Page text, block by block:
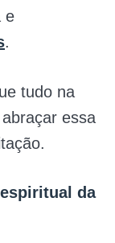
e
.
tudo na
essa
da